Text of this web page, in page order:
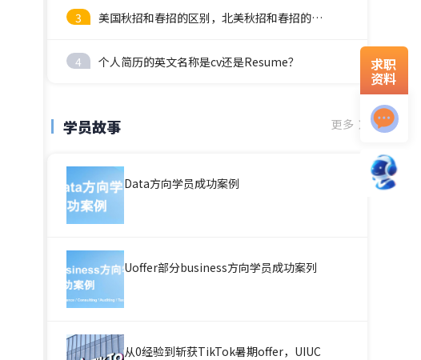
3 美国秋招和春招的区别，北美秋招和春招的时间线
4 个人简历的英文名称是cv还是Resume？
学员故事 更多
Data方向学员成功案例
Uoffer部分business方向学员成功案列
从0经验到斩获TikTok暑期offer，UIUC
求职
资料